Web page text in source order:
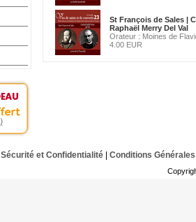
St François de Sales |
Raphaël Merry Del Val
Orateur : Moines de
4.00 EUR
Sécurité et Confidentialité| Conditions Générales